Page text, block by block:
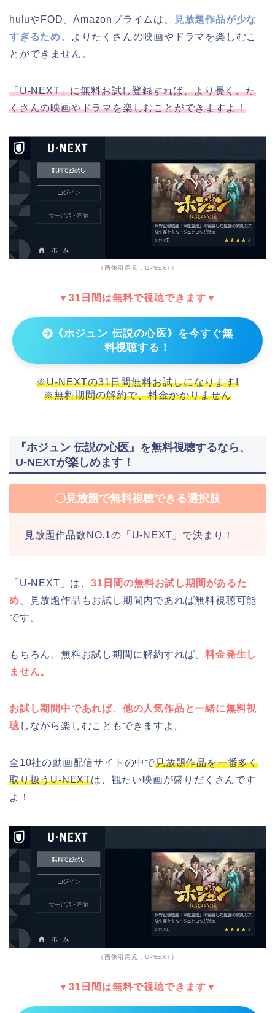
huluやFOD、Amazonプライムは、
見放題作品が少な
すぎるため、
よりたくさんの映画やドラマを楽しむこ
とができません。
「U-NEXT」に無料お試し登録すれば、より長く、た
くさんの映画やドラマを楽しむことができますよ！
（画像引用元：U-NEXT）
▼31日間は無料で視聴できます▼
《ホジュン 伝説の心医》を今すぐ無
料視聴する！
※U-NEXTの31日間無料お試しになります!
※無料期間の解約で、料金かかりません
『ホジュン 伝説の心医』を無料視聴するなら、
U-NEXTが楽しめます！
〇見放題で無料視聴できる選択肢
見放題作品数NO.1の「U-NEXT」で決まり！
「U-NEXT」は、 31日間の無料お試し期間があるた
め 、見放題作品もお試し期間内であれば無料視聴可能
です。
もちろん、無料お試し期間に解約すれば、料金発生し
ません。
お試し期間中であれば、他の人気作品と一緒に無料視
聴 しながら楽しむこともできますよ。
全10社の動画配信サイトの中で見放題作品を一番多く
取り扱うU-NEXTは、観たい映画が盛りだくさんです
よ！
（画像引用元：U-NEXT）
▼31日間は無料で視聴できます▼